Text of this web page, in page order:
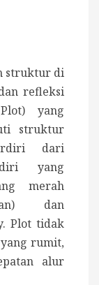
struktur di
refleksi
yang
struktur
dari
yang
merah
dan
Plot tidak
rumit,
alur